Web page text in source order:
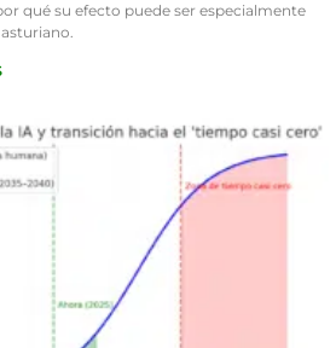
qué su efecto puede ser especialmente